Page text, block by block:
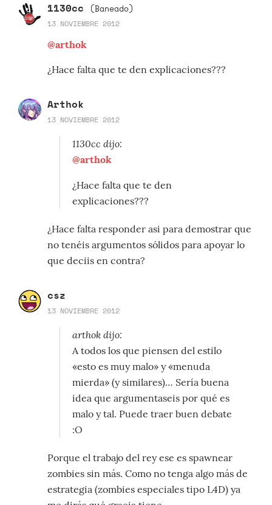
1130cc (Baneado)
13 NOVIEMBRE 2012
@arthok
¿Hace falta que te den explicaciones???
Arthok
13 NOVIEMBRE 2012
1130cc dijo:
@arthok
¿Hace falta que te den
explicaciones???
¿Hace falta responder asi para demostrar que
no tenéis argumentos sólidos para apoyar lo
que deciis en contra?
csz
13 NOVIEMBRE 2012
arthok dijo:
A todos los que piensen del estilo
«esto es muy malo» y «menuda
mierda» (y similares)… Sería buena
idea que argumentaseis por qué es
malo y tal. Puede traer buen debate
:O
Porque el trabajo del rey ese es spawnear
zombies sin más. Como no tenga algo más de
estrategia (zombies especiales tipo L4D) ya